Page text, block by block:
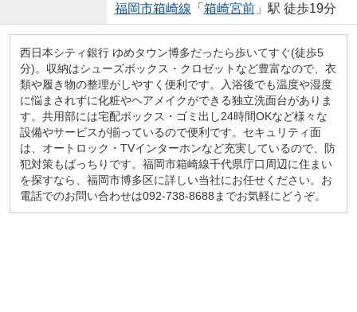
福岡市箱崎線 「 箱崎宮前」駅 徒歩19分
西日本シティ銀行 ゆめタウン博多だったら歩いてすぐ(徒歩5
分)。収納はシューズボックス・クロゼットなど豊富なので、衣
類や履き物の整理がしやすく便利です。入浴後でも温度や湿度
に悩まされずに化粧やヘアメイクができる独立洗面台がありま
す。共用部には宅配ボックス・ゴミ出し24時間OKなど様々な
設備やサービスが揃っているので便利です。セキュリティ面
は、オートロック・TVインターホンなど充実しているので、防
犯対策もばっちりです。福岡市箱崎線千代県庁口周辺に住まい
を探すなら、福岡市博多区に詳しい当社にお任せください。お
電話でのお問い合わせは092-738-8688までお気軽にどうぞ。